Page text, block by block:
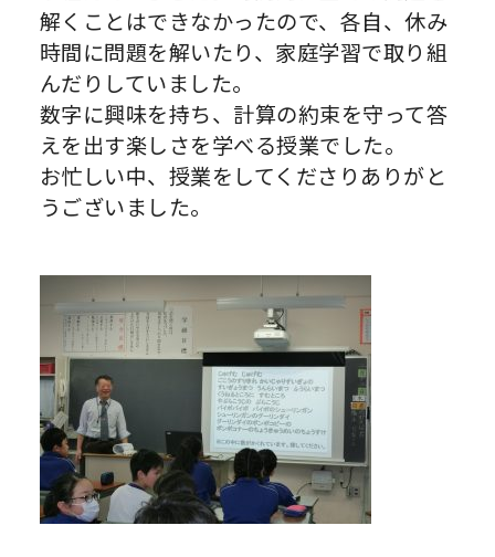
解くことはできなかったので、各自、休み
時間に問題を解いたり、家庭学習で取り組
んだりしていました。
数字に興味を持ち、計算の約束を守って答
えを出す楽しさを学べる授業でした。
お忙しい中、授業をしてくださりありがと
うございました。